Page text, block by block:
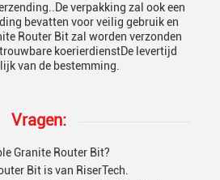
verpakking zal ook een
bevatten voor veilig gebruik en
Router Bit zal worden verzonden
koerierdienstDe levertijd
van de bestemming.
Vragen:
Granite Router Bit?
Bit is van RiserTech.